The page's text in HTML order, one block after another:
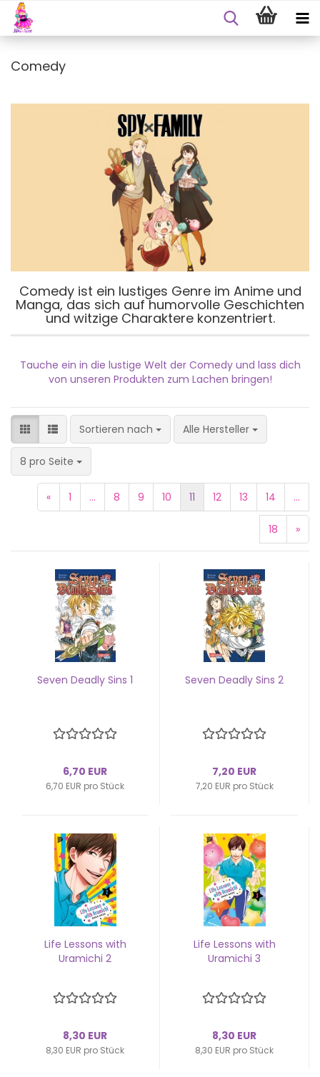
Comedy
Comedy ist ein lustiges Genre im Anime und
Manga, das sich auf humorvolle Geschichten
und witzige Charaktere konzentriert.
Tauche ein in die lustige Welt der Comedy und lass dich
von unseren Produkten zum Lachen bringen!
Sortieren nach
Sortieren nach Alle Hersteller
8 pro Seite
pro Seite
« 1 ... 8 9 10 11 12 13 14 ...
18 »
Seven De­ad­ly Sins 1
6,70 EUR
6,70 EUR pro Stück
Seven De­ad­ly Sins 2
7,20 EUR
7,20 EUR pro Stück
Life Les­sons with
Ura­mi­chi 2
8,30 EUR
8,30 EUR pro Stück
Life Les­sons with
Ura­mi­chi 3
8,30 EUR
8,30 EUR pro Stück